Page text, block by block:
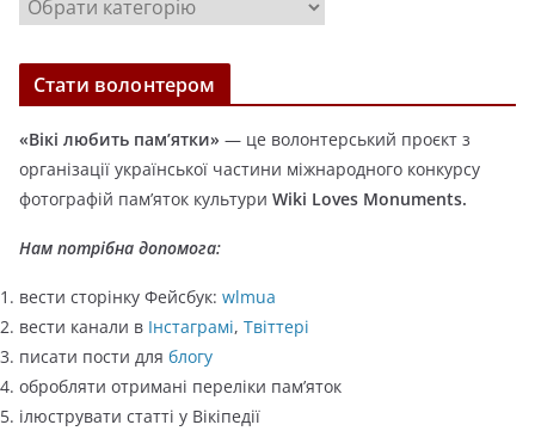
а
т
о
р
і
ї
Стати волонтером
«Вікі любить пам’ятки» — це волонтерський проєкт з
організації української частини міжнародного конкурсу
фотографій пам’яток культури Wiki Loves Monuments.
Нам потрібна допомога:
вести сторінку Фейсбук: wlmua
вести канали в Інстаграмі, Твіттері
писати пости для блогу
обробляти отримані переліки пам’яток
ілюструвати статті у Вікіпедії